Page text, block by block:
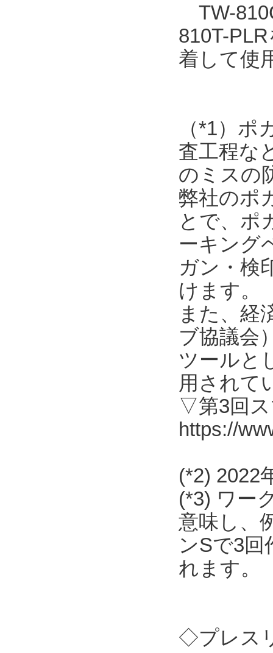
TW-
810T-
着して使
（*1）
査工程な
のミスの
弊社のポ
とで、ポ
ーキング
ガン・検
けます。
また、経
ブ協議会
ツールと
用されて
▽第3回ス
https://
(*2) 2022
(*3) ワー
意味し、
ンSで3回
れます。
◇プレス